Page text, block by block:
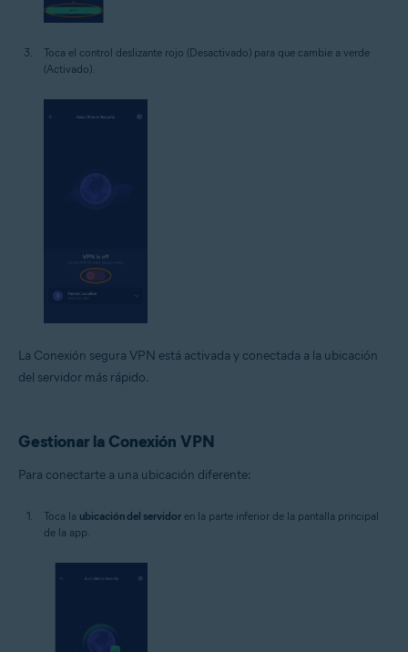
Toca el control deslizante rojo (Desactivado) para que cambie a verde
(Activado).
La Conexión segura VPN está activada y conectada a la ubicación
del servidor más rápido.
Gestionar la Conexión VPN
Para conectarte a una ubicación diferente:
Toca la ubicación del servidor en la parte inferior de la pantalla principal
de la app.